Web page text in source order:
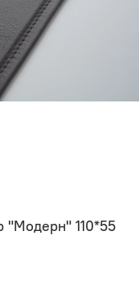
"Модерн" 110*55